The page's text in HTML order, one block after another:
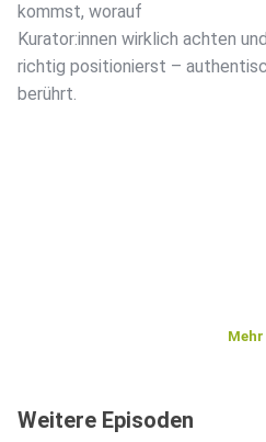
kommst, worauf
Kurator:innen wirklich achten
richtig positionierst –
berührt.
Mehr
Weitere Episoden